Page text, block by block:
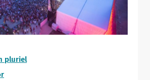
pluriel